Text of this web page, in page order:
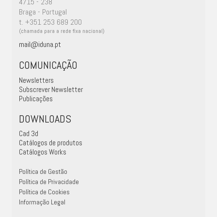
Braga - Portugal
t. +351 253 689 200
(chamada para a rede fixa nacional)
mail@iduna.pt
COMUNICAÇÃO
Newsletters
Subscrever Newsletter
Publicações
DOWNLOADS
Cad 3d
Catálogos de produtos
Catálogos Works
Política de Gestão
Política de Privacidade
Política de Cookies
Informação Legal